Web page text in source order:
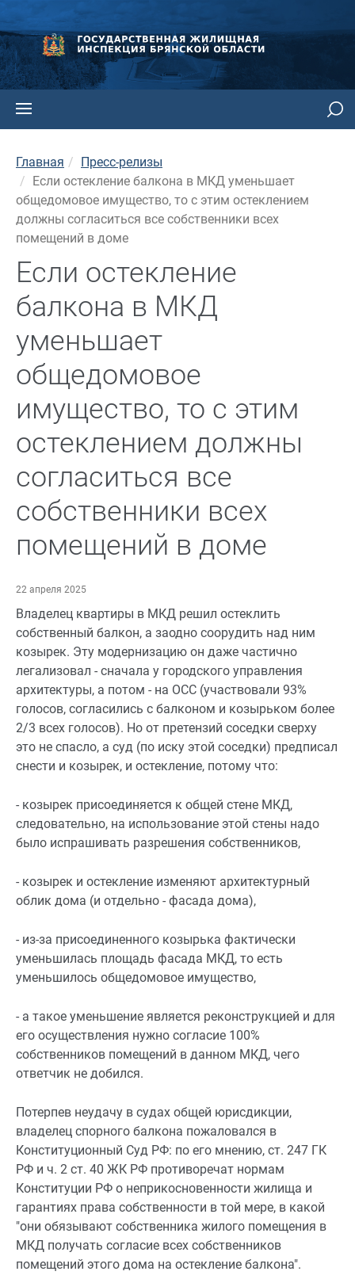
Главная
Пресс-релизы
Если остекление балкона в МКД уменьшает
общедомовое имущество, то с этим остеклением
должны согласиться все собственники всех
помещений в доме
Если остекление
балкона в МКД
уменьшает
общедомовое
имущество, то с этим
остеклением должны
согласиться все
собственники всех
помещений в доме
22 апреля 2025
Владелец квартиры в МКД решил остеклить
собственный балкон, а заодно соорудить над ним
козырек. Эту модернизацию он даже частично
легализовал - сначала у городского управления
архитектуры, а потом - на ОСС (участвовали 93%
голосов, согласились с балконом и козырьком более
2/3 всех голосов). Но от претензий соседки сверху
это не спасло, а суд (по иску этой соседки) предписал
снести и козырек, и остекление, потому что:
- козырек присоединяется к общей стене МКД,
следовательно, на использование этой стены надо
было испрашивать разрешения собственников,
- козырек и остекление изменяют архитектурный
облик дома (и отдельно - фасада дома),
- из-за присоединенного козырька фактически
уменьшилась площадь фасада МКД, то есть
уменьшилось общедомовое имущество,
- а такое уменьшение является реконструкцией и для
его осуществления нужно согласие 100%
собственников помещений в данном МКД, чего
ответчик не добился.
Потерпев неудачу в судах общей юрисдикции,
владелец спорного балкона пожаловался в
Конституционный Суд РФ: по его мнению, ст. 247 ГК
РФ и ч. 2 ст. 40 ЖК РФ противоречат нормам
Конституции РФ о неприкосновенности жилища и
гарантиях права собственности в той мере, в какой
"они обязывают собственника жилого помещения в
МКД получать согласие всех собственников
помещений этого дома на остекление балкона".